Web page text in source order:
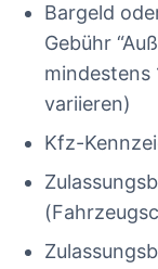
Bargeld
Gebühr
mindestens
variieren)
Kfz-